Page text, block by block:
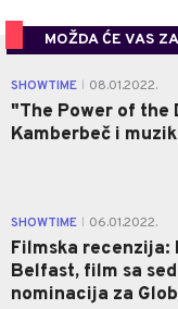
MOŽDA ĆE VAS
SHOWTIME 08.01.2022.
"The Power of the
Kamberbeč i
SHOWTIME 06.01.2022.
Filmska recenzija:
Belfast, film sa
nominacija za